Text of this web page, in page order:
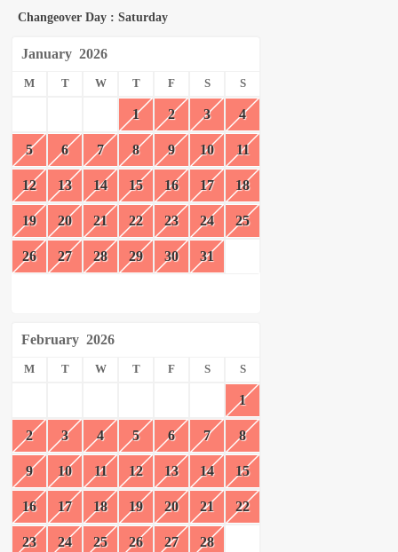
Changeover Day : Saturday
January 2026
M T W T F S S
1 2 3 4
5 6 7 8 9 10 11
12 13 14 15 16 17 18
19 20 21 22 23 24 25
26 27 28 29 30 31
February 2026
M T W T F S S
1
2 3 4 5 6 7 8
9 10 11 12 13 14 15
16 17 18 19 20 21 22
23 24 25 26 27 28